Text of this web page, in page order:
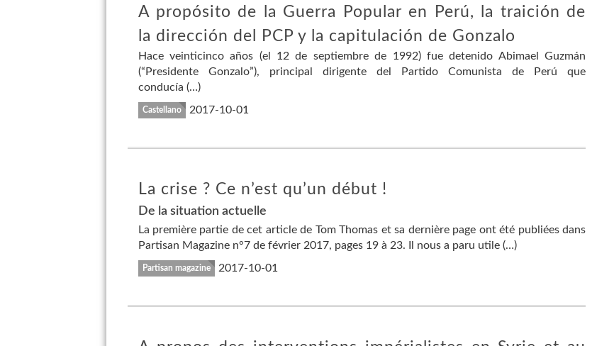
A propósito de la Guerra Popular en Perú, la traición de
la dirección del PCP y la capitulación de Gonzalo
Hace veinticinco años (el 12 de septiembre de 1992) fue detenido Abimael Guzmán
(“Presidente Gonzalo”), principal dirigente del Partido Comunista de Perú que
conducía (…)
Castellano 2017-10-01
La crise ? Ce n’est qu’un début !
De la situation actuelle
La première partie de cet article de Tom Thomas et sa dernière page ont été publiées dans
Partisan Magazine n°7 de février 2017, pages 19 à 23. Il nous a paru utile (…)
Partisan magazine 2017-10-01